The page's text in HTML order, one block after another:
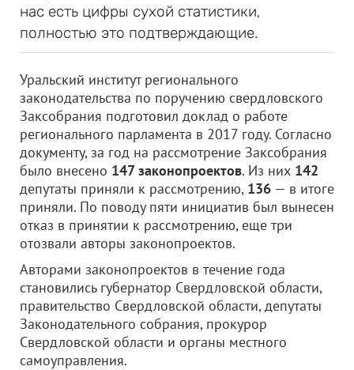
нас есть цифры сухой статистики,
полностью это подтверждающие.
Уральский институт регионального
законодательства по поручению свердловского
Заксобрания подготовил доклад о работе
регионального парламента в 2017 году. Согласно
документу, за год на рассмотрение Заксобрания
было внесено 147 законопроектов. Из них 142
депутаты приняли к рассмотрению, 136 — в итоге
приняли. По поводу пяти инициатив был вынесен
отказ в принятии к рассмотрению, еще три
отозвали авторы законопроектов.
Авторами законопроектов в течение года
становились губернатор Свердловской области,
правительство Свердловской области, депутаты
Законодательного собрания, прокурор
Свердловской области и органы местного
самоуправления.